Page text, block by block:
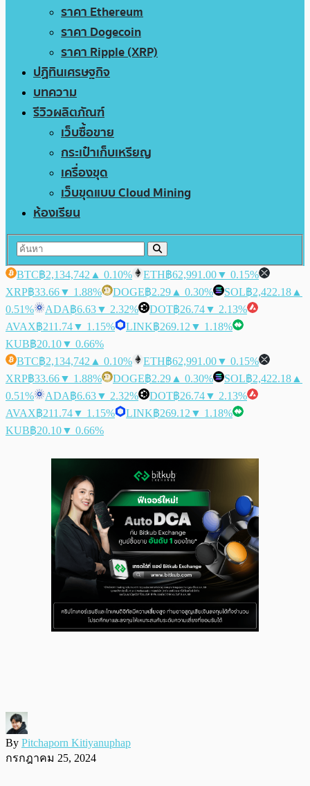
ราคา Ethereum
ราคา Dogecoin
ราคา Ripple (XRP)
ปฏิทินเศรษฐกิจ
บทความ
รีวิวผลิตภัณฑ์
เว็บซื้อขาย
กระเป๋าเก็บเหรียญ
เครื่องขุด
เว็บขุดแบบ Cloud Mining
ห้องเรียน
BTC฿2,134,742 ▲ 0.10% ETH฿62,991.00▼ 0.15%
XRP฿33.66▼ 1.88% DOGE฿2.29 ▲ 0.30% SOL฿2,422.18 ▲
0.51%
ADA฿6.63▼ 2.32% DOT฿26.74▼ 2.13%
AVAX฿211.74▼ 1.15% LINK฿269.12 ▼ 1.18%
KUB฿20.10▼ 0.66%
BTC฿2,134,742 ▲ 0.10% ETH฿62,991.00▼ 0.15%
XRP฿33.66▼ 1.88% DOGE฿2.29 ▲ 0.30% SOL฿2,422.18 ▲
0.51%
ADA฿6.63▼ 2.32% DOT฿26.74▼ 2.13%
AVAX฿211.74▼ 1.15% LINK฿269.12 ▼ 1.18%
KUB฿20.10▼ 0.66%
By Pitchaporn Kitiyanuphap
กรกฎาคม 25, 2024